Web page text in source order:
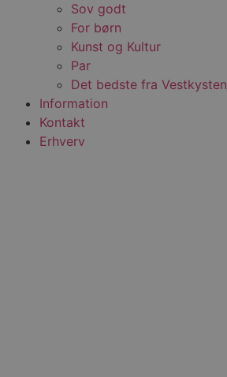
Sov godt
For børn
Kunst og Kultur
Par
Det bedste fra Vestkysten
Information
Kontakt
Erhverv